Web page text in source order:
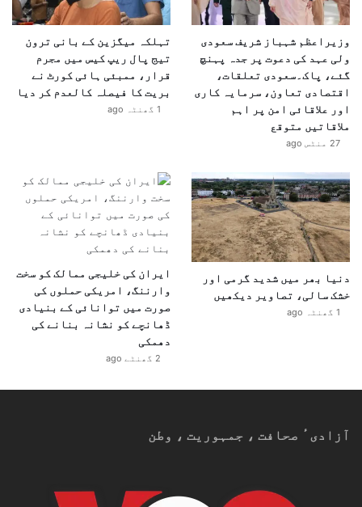
وزیراعظم شہباز شریف سعودی
ولی عہد کی دعوت پر جدہ پہنچ
گئے، پاک۔سعودی تعلقات،
اقتصادی تعاون، سرمایہ کاری
اور علاقائی امن پر اہم
ملاقاتیں متوقع
27 منٹس ago
تہلکہ میگزین کے بانی ترون
تیج پال ریپ کیس میں مجرم
قرار، ممبئی ہائی کورٹ نے
بریت کا فیصلہ کالعدم کر دیا
1 گھنٹہ ago
دنیا بھر میں شدید گرمی اور
خشک سالی، تصاویر دیکھیں
1 گھنٹہ ago
ایران کی خلیجی ممالک کو سخت
وارننگ، امریکی حملوں کی
صورت میں توانائی کے بنیادی
ڈھانچے کو نشانہ بنانے کی
دھمکی
2 گھنٹے ago
آزادیٴ صحافت ، جمہوریت ، وطن